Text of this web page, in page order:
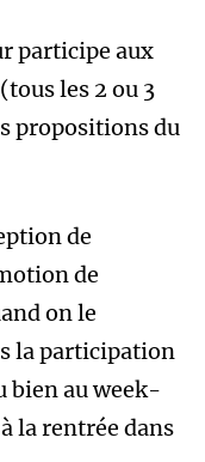
participe aux
les 2 ou 3
propositions du
de
de
on le
la participation
bien au week-
la rentrée dans